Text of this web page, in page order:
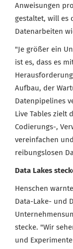
Anweisungen
gestaltet, will es
Datenarbeiten
"Je größer ein
ist es, dass es
Aufbau, der
Datenpipelines
Live Tables zielt
Codierungs-,
vereinfachen
reibungslosen
Data Lakes
Henschen
Data-Lake- und
stecke. "Wir
und